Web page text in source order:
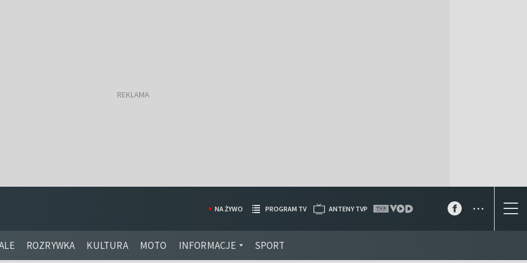
ROZRYWKA KULTURA MOTO INFORMACJE SPORT
NA ŻYWO PROGRAM TV ANTENY TVP ...